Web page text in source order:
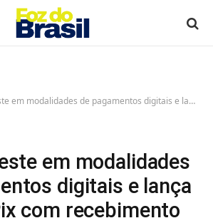
de pagamentos digitais e lança solução Pix com recebimento em qualquer banco
em modalidades
digitais e lança
com recebimento